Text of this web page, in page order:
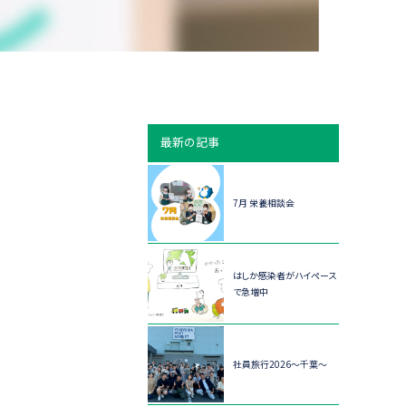
最新の記事
7月 栄養相談会
はしか感染者がハイペース
で急増中
社員旅行2026～千葉～